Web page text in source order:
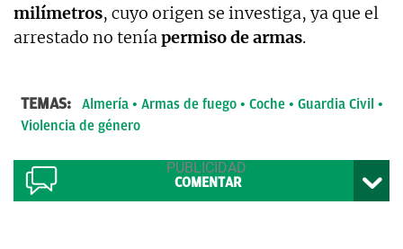
milímetros, cuyo origen se investiga, ya que el
arrestado no teníapermiso de armas.
TEMAS: Almería Armas de fuego Coche
Guardia Civil
Violencia de género
COMENTAR